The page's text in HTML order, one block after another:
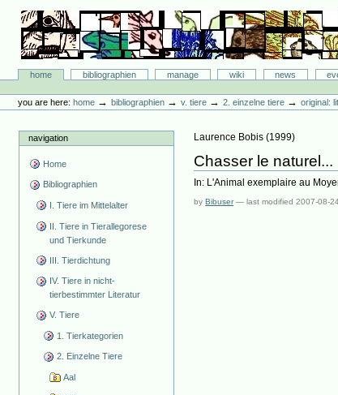
content.
navigation
Bibliographie-Portal
Sectionshome bibliographien manage wiki news
tools
you are here: home →bibliographien →v. tiere →2. einzelne tiere →original:
navigation
Home
Bibliographien
I. Tiere im Mittelalter
II. Tiere in Tierallegorese
und Tierkunde
III. Tierdichtung
IV. Tiere in nicht-
tierbestimmter Literatur
V. Tiere
1. Tierkategorien
2. Einzelne Tiere
Aal
Laurence Bobis (1999)
Chasser le
In: L'Animal exemplaire au
byBibuser —last modified2007-08-